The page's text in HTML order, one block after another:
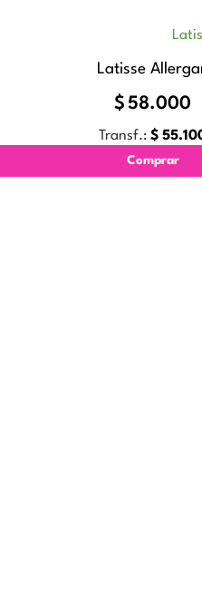
Latisse
$ 58.000
Transf.: $
Comprar